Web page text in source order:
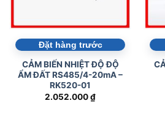
Đặt hàng trước
CẢM BIẾN NHIỆT ĐỘ ĐỘ
ẨM ĐẤT RS485/4-20mA –
RK520-01
2.052.000₫